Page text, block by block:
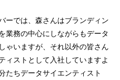
ーでは、森さんはブランディン
業務の中心にしながらもデータ
ゃいますが、それ以外の皆さん
ィストとして入社していますよ
たちデータサイエンティスト